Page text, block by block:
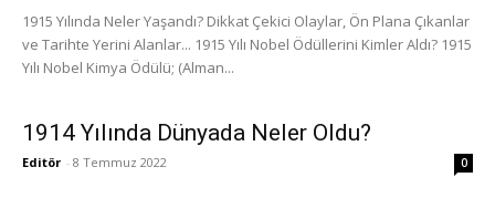
1915 Yılında Neler Yaşandı? Dikkat Çekici Olaylar, Ön Plana Çıkanlar
ve Tarihte Yerini Alanlar... 1915 Yılı Nobel Ödüllerini Kimler Aldı? 1915
Yılı Nobel Kimya Ödülü; (Alman...
1914 Yılında Dünyada Neler Oldu?
Editör - 8 Temmuz 2022 0